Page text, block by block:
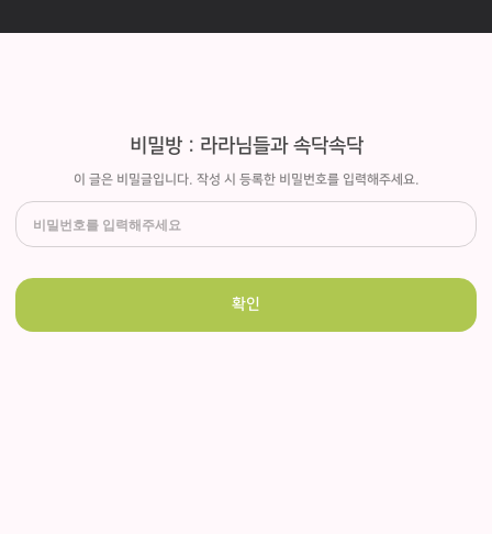
비밀방 : 라라님들과 속닥속닥
이 글은 비밀글입니다. 작성 시 등록한 비밀번호를 입력해주세요.
확인